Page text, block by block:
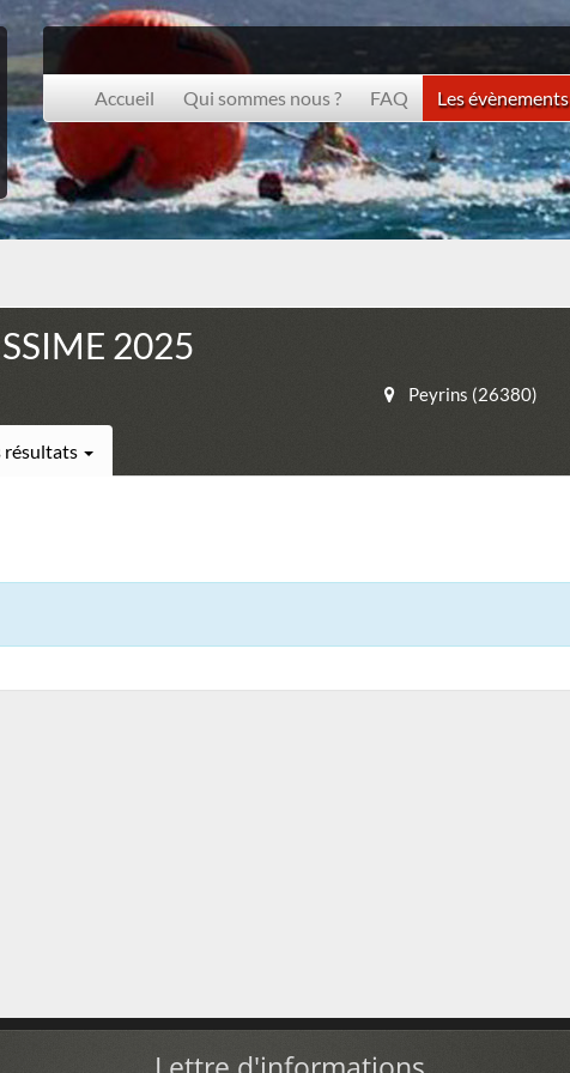
Accueil Qui sommes nous ? FAQ Les évènements
2025
Peyrins (26380)
résultats